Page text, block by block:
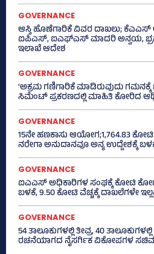
GOVERNANCE
ಆಸ್ತಿ ಹೊಣೆಗಾರಿಕೆ ವಿವರ ದಾಖಲು;
ಐಪಿಎಸ್‌, ಐಎಫ್‌ಎಸ್‌ ಮಾದರಿ ಅನ್ವಯ,
ಇಲಾಖೆ ಆದೇಶ
GOVERNANCE
‘ಅಕ್ರಮ ಗಣಿಗಾರಿಕೆ ಮಾಡಿರುವುದು
ಸಿಮೆಂಟ್ ಪ್ರಕರಣದಲ್ಲಿ ಮಾಹಿತಿ ಕೋರಿದ
GOVERNANCE
15ನೇ ಹಣಕಾಸು ಆಯೋಗ;1,764.83
ನರೇಗಾ ಅನುದಾನವೂ ಅನ್ಯ ಉದ್ದೇಶಕ್ಕೆ
GOVERNANCE
ಐಎಎಸ್‌ ಅಧಿಕಾರಿಗಳ ಸಂಘಕ್ಕೆ ಕೋಟಿ
ಬಳಕೆ, 9.50 ಕೋಟಿ ವೆಚ್ಚಕ್ಕೆ ದಾಖಲೆಗಳೇ
GOVERNANCE
54 ತಾಲೂಕುಗಳಲ್ಲಿ ತೀವ್ರ, 40
ರಚನೆಯಾಗದ ನೈಸರ್ಗಿಕ ವಿಕೋಪಗಳ